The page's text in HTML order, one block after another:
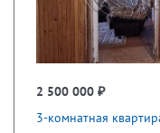
2 500 000 ₽
3-комнатная